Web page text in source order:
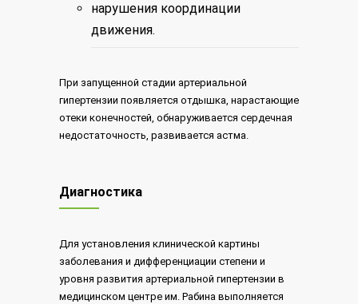
нарушения координации
движения.
При запущенной стадии артериальной
гипертензии появляется отдышка, нарастающие
отеки конечностей, обнаруживается сердечная
недостаточность, развивается астма.
Диагностика
Для установления клинической картины
заболевания и дифференциации степени и
уровня развития артериальной гипертензии в
медицинском центре им. Рабина выполняется